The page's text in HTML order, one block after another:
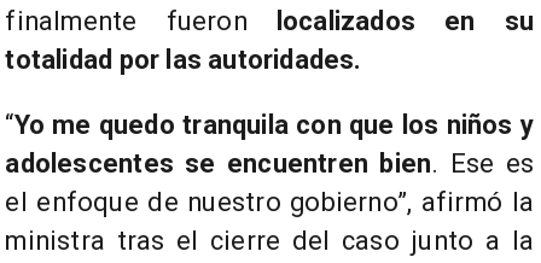
finalmente fueron
localizados en su
totalidad por las autoridades.
“Yo me quedo tranquila con que los niños y
adolescentes se encuentren bien. Ese es
el enfoque de nuestro gobierno”, afirmó la
ministra tras el cierre del caso junto a la